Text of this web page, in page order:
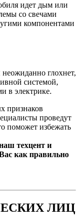
идет дым или
со свечами
компонентами
глохнет,
системой,
в электрике.
признаков
проведут
поможет избежать
техцент и
как правильно
ЛИЦ